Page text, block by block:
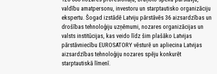
valdību amatpersonu, investoru un starptautisko organizāciju
ekspertu. Šogad izstādē Latviju pārstāvēs 36 aizsardzības un
drošības tehnoloģiju uzņēmumi, nozares organizācijas un
valsts institūcijas, kas veido līdz šim plašāko Latvijas
pārstāvniecību EUROSATORY vēsturē un apliecina Latvijas
aizsardzības tehnoloģiju nozares spēju konkurēt
starptautiskā līmenī.